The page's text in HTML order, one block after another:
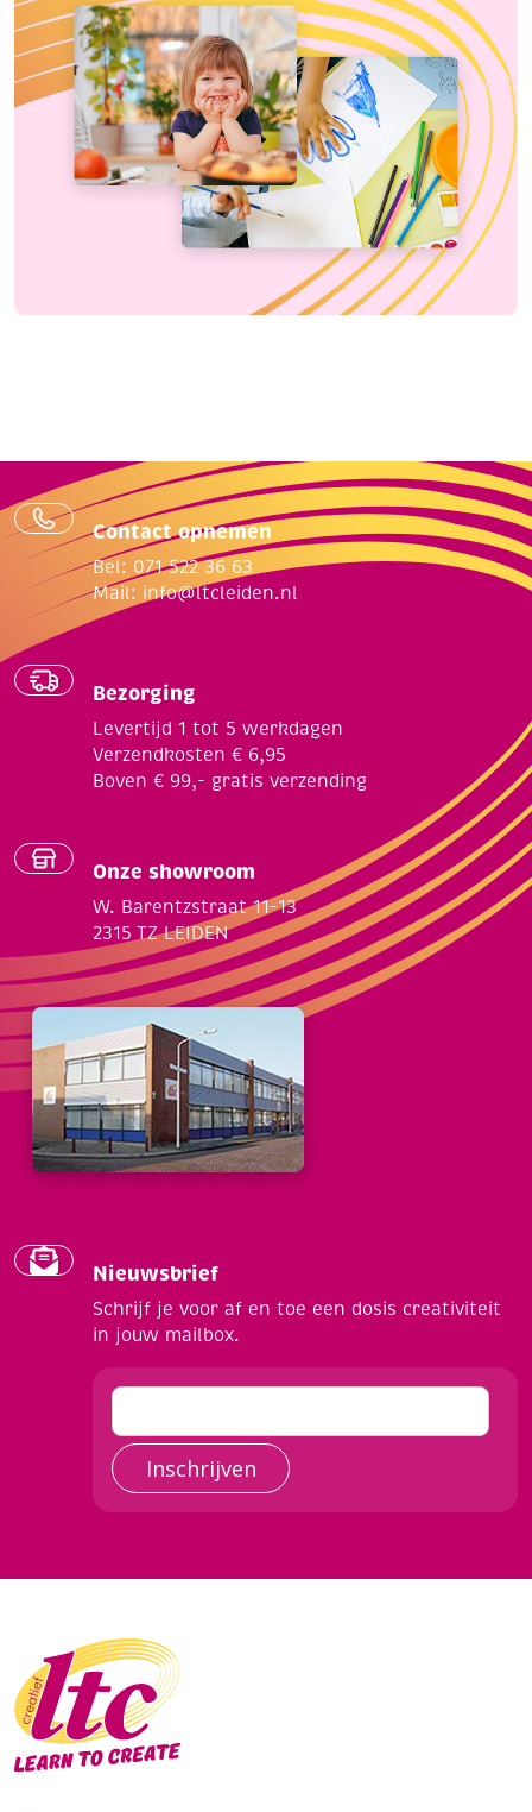
Contact opnemen
Bel: 071 522 36 63
Mail: info@ltcleiden.nl
Bezorging
Levertijd 1 tot 5 werkdagen
Verzendkosten € 6,95
Boven € 99,- gratis verzending
Onze showroom
W. Barentzstraat 11-13
2315 TZ LEIDEN
Nieuwsbrief
Schrijf je voor af en toe een dosis creativiteit
in jouw mailbox.
Inschrijven